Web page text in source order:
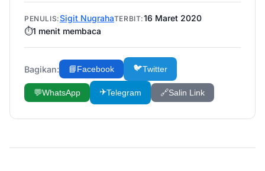
PENULIS:Sigit NugrahaTERBIT:16 Maret 2020
⏱️1 menit membaca
Bagikan: 📘Facebook 🐦Twitter
💬WhatsApp ✈️Telegram 🔗Salin Link